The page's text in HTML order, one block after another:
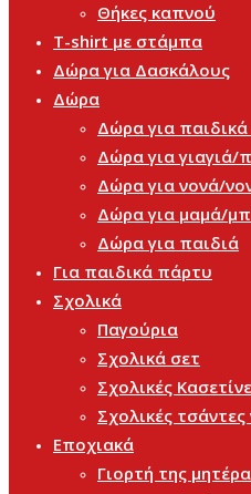
Θήκες καπνού
T-shirt με στάμπα
Δώρα για Δασκάλους
Δώρα
Δώρα για
Δώρα για
Δώρα για νονά/
Δώρα για μαμά/
Δώρα για παιδιά
Για παιδικά πάρτυ
Σχολικά
Παγούρια
Σχολικά σετ
Σχολικές
Σχολικές
Εποχιακά
Γιορτή της